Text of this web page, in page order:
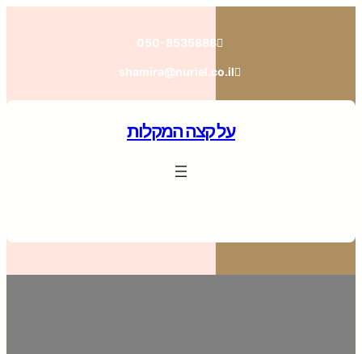
050-8535888
shamira@nuriel.co.il
על קצה המקלות